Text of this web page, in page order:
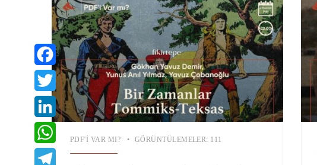
PDF'I VAR MI? • GÖRÜNTÜLEMELER: 111
Facebook
Twitter
LinkedIn
WhatsApp